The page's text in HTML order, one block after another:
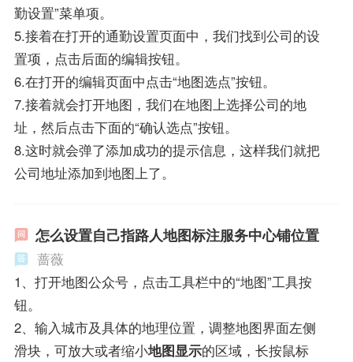
勤设置”菜单项。
5.接着在打开的通勤设置页面中，我们找到公司的设
置项，点击后面的编辑按钮。
6.在打开的编辑页面中点击“地图选点”按钮。
7.接着就会打开地图，我们在地图上选择公司的地
址，然后点击下面的“确认选点”按钮。
8.这时就会弹了添加成功的提示信息，这样我们就把
公司地址添加到地图上了。
怎么设置自己指路人地图标注服务中心铺位置
蔷薇
1、打开地图公众号，点击工具栏中的“地图”工具按
钮。
2、输入城市及具体的地理位置，调整地图界面左侧
滑块，可放大或者缩小地图显示的区域，长按鼠标